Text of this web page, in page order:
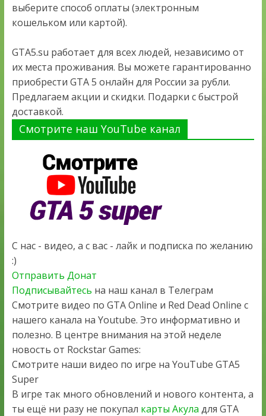
выберите способ оплаты (электронным
кошельком или картой).
GTA5.su работает для всех людей, независимо от
их места проживания. Вы можете гарантированно
приобрести GTA 5 онлайн для России за рубли.
Предлагаем акции и скидки. Подарки с быстрой
доставкой.
Смотрите наш YouTube канал
С нас - видео, а с вас - лайк и подписка по желанию
:)
Отправить Донат
Подписывайтесь на наш канал в Телеграм
Смотрите видео по GTA Online и Red Dead Online с
нашего канала на Youtube. Это информативно и
полезно. В центре внимания на этой неделе
новость от Rockstar Games:
Смотрите наши видео по игре на YouTube GTA5
Super
В игре так много обновлений и нового контента, а
ты ещё ни разу не покупал карты Акула для GTA